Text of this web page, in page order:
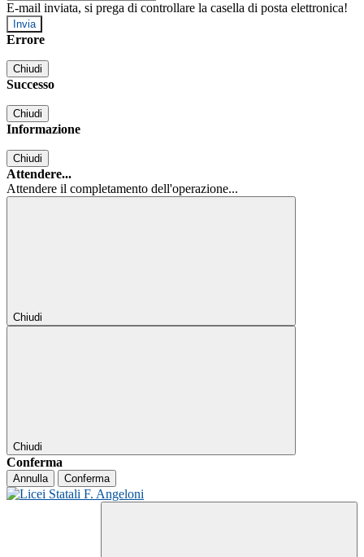
E-mail inviata, si prega di controllare la casella di posta elettronica!
Errore
Chiudi
Successo
Chiudi
Informazione
Chiudi
Attendere...
Attendere il completamento dell'operazione...
Chiudi
Chiudi
Conferma
Annulla Conferma